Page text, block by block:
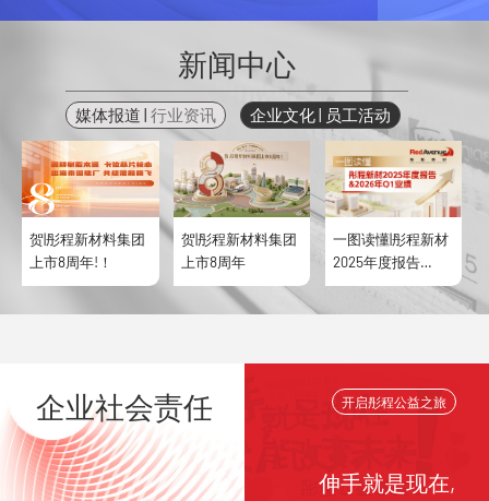
新闻中心
媒体报道 |行业资讯 企业文化| 员工活动
贺|彤程新材料集团
上市8周年!！
贺|彤程新材料集团
上市8周年
一图读懂|彤程新材
2025年度报告
&2026年Q1业绩
北
企业社会责任 开启彤程公益之旅
伸手就是现在,